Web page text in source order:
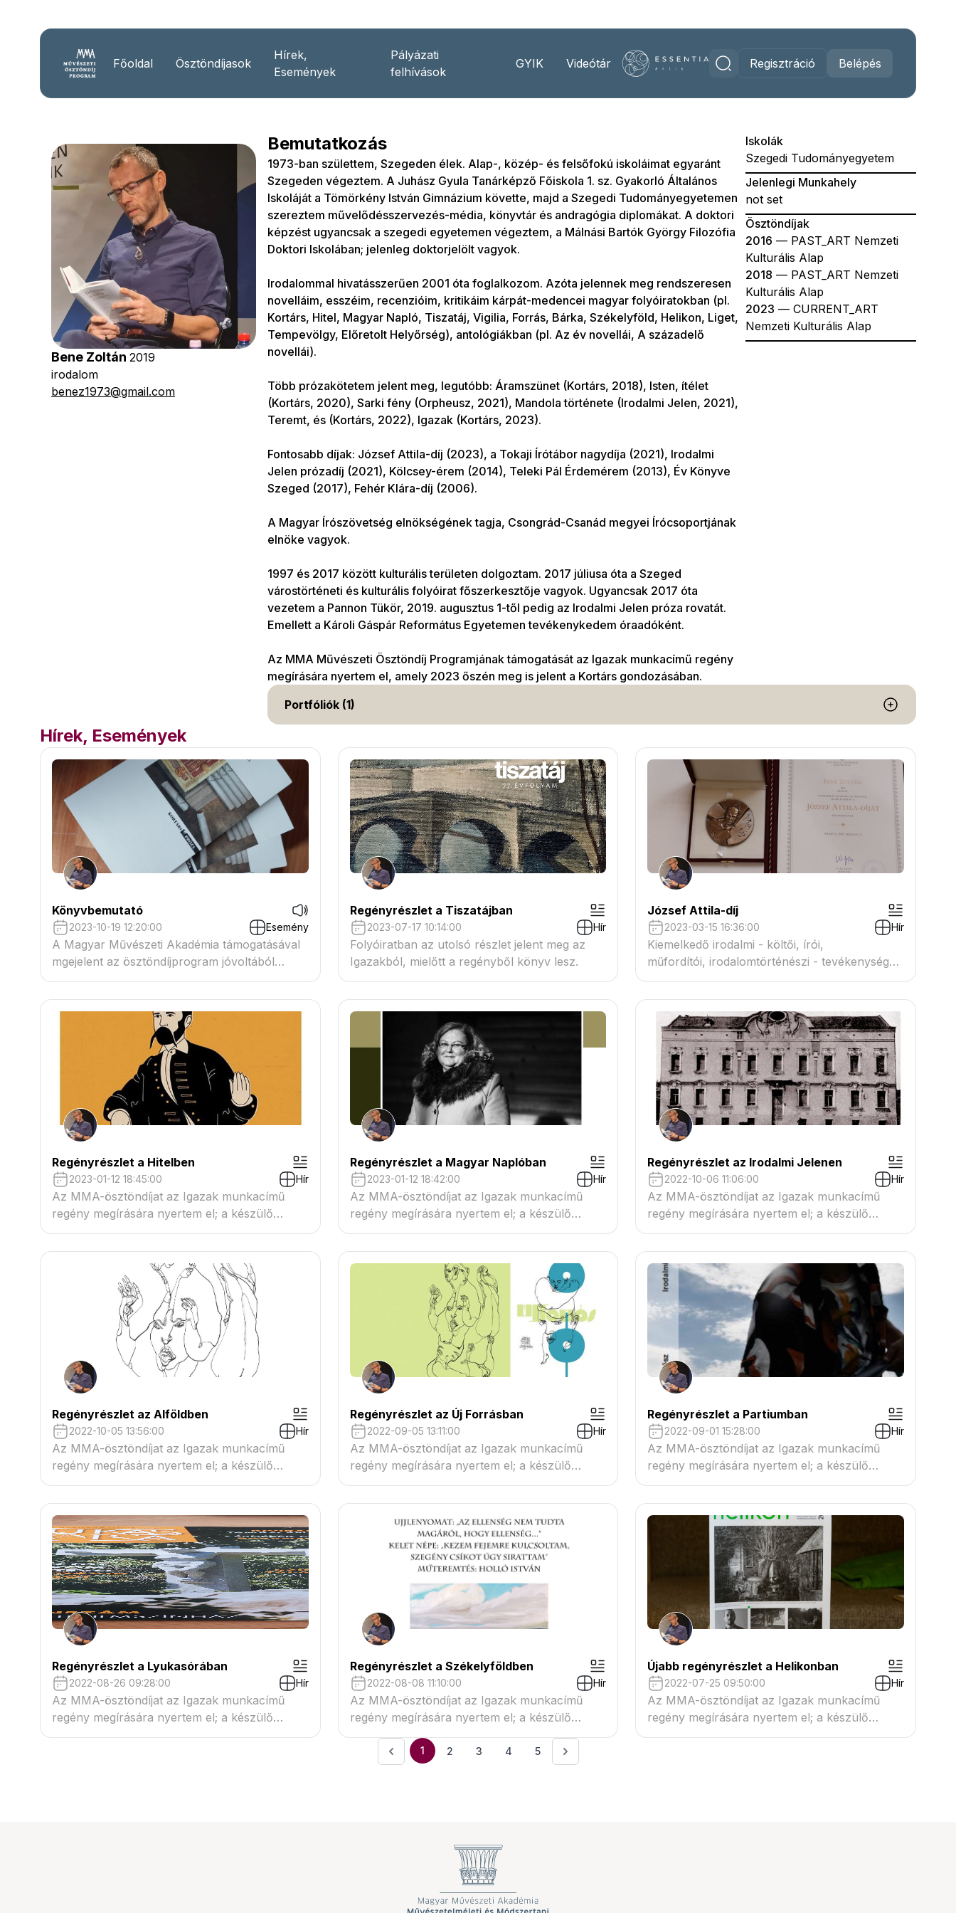
Főoldal Ösztöndíjasok
Hírek,
Események
Pályázati
felhívások
GYIK Videótár Regisztráció Belépés
Bene Zoltán 2019
irodalom
benez1973@gmail.com
Bemutatkozás
1973-ban születtem, Szegeden élek. Alap-, közép- és felsőfokú iskoláimat egyaránt
Szegeden végeztem. A Juhász Gyula Tanárképző Főiskola 1. sz. Gyakorló Általános
Iskoláját a Tömörkény István Gimnázium követte, majd a Szegedi Tudományegyetemen
szereztem művelődésszervezés-média, könyvtár és andragógia diplomákat. A doktori
képzést ugyancsak a szegedi egyetemen végeztem, a Málnási Bartók György Filozófia
Doktori Iskolában; jelenleg doktorjelölt vagyok.
Irodalommal hivatásszerűen 2001 óta foglalkozom. Azóta jelennek meg rendszeresen
novelláim, esszéim, recenzióim, kritikáim kárpát-medencei magyar folyóiratokban (pl.
Kortárs, Hitel, Magyar Napló, Tiszatáj, Vigilia, Forrás, Bárka, Székelyföld, Helikon, Liget,
Tempevölgy, Előretolt Helyőrség), antológiákban (pl. Az év novellái, A századelő
novellái).
Több prózakötetem jelent meg, legutóbb: Áramszünet (Kortárs, 2018), Isten, ítélet
(Kortárs, 2020), Sarki fény (Orpheusz, 2021), Mandola története (Irodalmi Jelen, 2021),
Teremt, és (Kortárs, 2022), Igazak (Kortárs, 2023).
Fontosabb díjak: József Attila-díj (2023), a Tokaji Írótábor nagydíja (2021), Irodalmi
Jelen prózadíj (2021), Kölcsey-érem (2014), Teleki Pál Érdemérem (2013), Év Könyve
Szeged (2017), Fehér Klára-díj (2006).
A Magyar Írószövetség elnökségének tagja, Csongrád-Csanád megyei Írócsoportjának
elnöke vagyok.
1997 és 2017 között kulturális területen dolgoztam. 2017 júliusa óta a Szeged
várostörténeti és kulturális folyóirat főszerkesztője vagyok. Ugyancsak 2017 óta
vezetem a Pannon Tükör, 2019. augusztus 1-től pedig az Irodalmi Jelen próza rovatát.
Emellett a Károli Gáspár Református Egyetemen tevékenykedem óraadóként.
Az MMA Művészeti Ösztöndíj Programjának támogatását az Igazak munkacímű regény
megírására nyertem el, amely 2023 őszén meg is jelent a Kortárs gondozásában.
Iskolák
Szegedi Tudományegyetem
Jelenlegi Munkahely
not set
Ösztöndíjak
2016 — PAST_ART Nemzeti
Kulturális Alap
2018 — PAST_ART Nemzeti
Kulturális Alap
2023 — CURRENT_ART
Nemzeti Kulturális Alap
Portfóliók (1)
Hírek, Események
Könyvbemutató
2023-10-19 12:20:00 Esemény
A Magyar Művészeti Akadémia támogatásával
mgejelent az ösztöndíjprogram jóvoltából
született, Igazak ícmű regény, amelynek első
bemutatója 2023. októner 19-én lesz,
Szegeden.
Regényrészlet a Tiszatájban
2023-07-17 10:14:00 Hír
Folyóiratban az utolsó részlet jelent meg az
Igazakból, mielőtt a regényből könyv lesz.
József Attila-díj
2023-03-15 16:36:00 Hír
Kiemelkedő irodalmi - költői, írói,
műfordítói, irodalomtörténészi - tevékenysége
elismeréseként József Attila-díjban részesült:
BENE ZOLTÁN író, az Irodalmi Jelen
prózarovat-vezetője és a Szeged
várostörténeti és kulturális folyóirat
főszerkesztője.
Regényrészlet a Hitelben
2023-01-12 18:45:00 Hír
Az MMA-ösztöndíjat az Igazak munkacímű
regény megírására nyertem el; a készülő
regényből egy újabb részlet olvasható a Hitel
2023. januári számában.
Regényrészlet a Magyar Naplóban
2023-01-12 18:42:00 Hír
Az MMA-ösztöndíjat az Igazak munkacímű
regény megírására nyertem el; a készülő
regényből egy újabb részlet olvasható a
Magyar Napló 203. januári számában,
Regényrészlet az Irodalmi Jelenen
2022-10-06 11:06:00 Hír
Az MMA-ösztöndíjat az Igazak munkacímű
regény megírására nyertem el; a készülő
regényből egy újabb részlet olvasható az
Irodalmi Jelen felületén.
Regényrészlet az Alföldben
2022-10-05 13:56:00 Hír
Az MMA-ösztöndíjat az Igazak munkacímű
regény megírására nyertem el; a készülő
regényből egy újabb részlet olvasható az
Alföld 2022/10. számában.
Regényrészlet az Új Forrásban
2022-09-05 13:11:00 Hír
Az MMA-ösztöndíjat az Igazak munkacímű
regény megírására nyertem el; a készülő
regényből egy újabb részlet olvasható az Új
Forrás 2022/7. számában.
Regényrészlet a Partiumban
2022-09-01 15:28:00 Hír
Az MMA-ösztöndíjat az Igazak munkacímű
regény megírására nyertem el; a készülő
regényből egy újabb részlet olvasható a
Partium 2022/3. számában.
Regényrészlet a Lyukasórában
2022-08-26 09:28:00 Hír
Az MMA-ösztöndíjat az Igazak munkacímű
regény megírására nyertem el; a készülő
regényből egy újabb részlet olvasható a
Regényrészlet a Székelyföldben
2022-08-08 11:10:00 Hír
Az MMA-ösztöndíjat az Igazak munkacímű
regény megírására nyertem el; a készülő
regényből egy újabb részlet olvasható a
Székelyföld augusztusi számában.
Újabb regényrészlet a Helikonban
2022-07-25 09:50:00 Hír
Az MMA-ösztöndíjat az Igazak munkacímű
regény megírására nyertem el; a készülő
regényből egy újabb részlet olvasható a
1 2 3 4 5